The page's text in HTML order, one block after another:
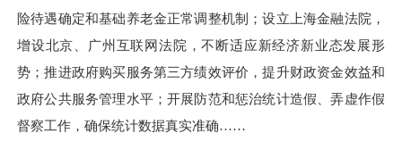
险待遇确定和基础养老金正常调整机制；设立上海金融法院，
增设北京、广州互联网法院，不断适应新经济新业态发展形
势；推进政府购买服务第三方绩效评价，提升财政资金效益和
政府公共服务管理水平；开展防范和惩治统计造假、弄虚作假
督察工作，确保统计数据真实准确……